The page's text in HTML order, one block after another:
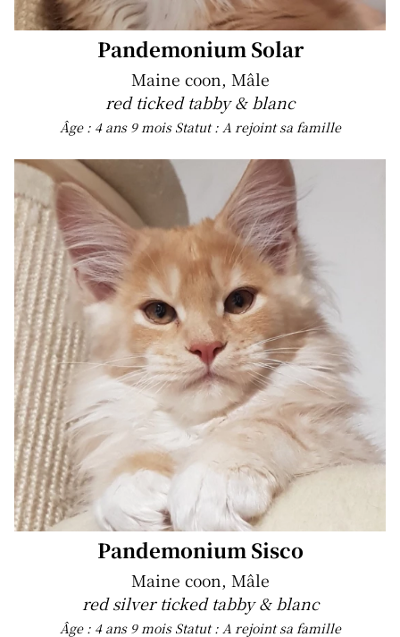
Pandemonium Solar
Maine coon, Mâle
red ticked tabby & blanc
Âge : 4 ans 9 mois Statut : A rejoint sa famille
Pandemonium Sisco
Maine coon, Mâle
red silver ticked tabby & blanc
Âge : 4 ans 9 mois Statut : A rejoint sa famille